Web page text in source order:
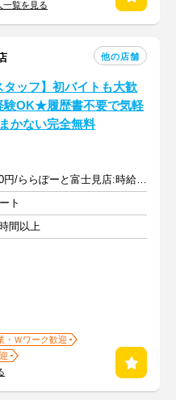
一覧を見る
他の店舗
タッフ】初バイトも大歓
験OK★履歴書不要で気軽
かない完全無料
大森店:時給1300円/ららぽーと富士見店:時給1200円 ＋交通費
ト
間以上
・Ｗワーク歓迎